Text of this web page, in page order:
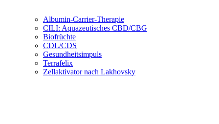
Albumin-Carrier-Therapie
CILI: Aquazeutisches CBD/CBG
Biofrüchte
CDL/CDS
Gesundheitsimpuls
Terrafelix
Zellaktivator nach Lakhovsky